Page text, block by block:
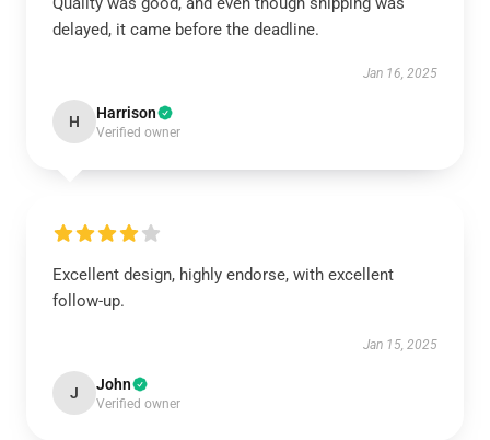
delayed, it came before the deadline.
Jan 16, 2025
H Harrison
Verified owner
Excellent design, highly endorse, with excellent
follow-up.
Jan 15, 2025
J John
Verified owner